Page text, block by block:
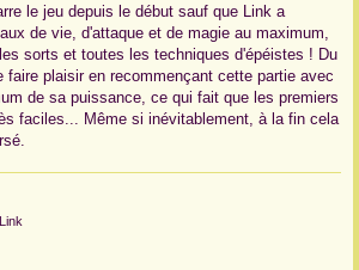
le jeu depuis le début sauf que Link a
de vie, d'attaque et de magie au maximum,
sorts et toutes les techniques d'épéistes ! Du
faire plaisir en recommençant cette partie avec
de sa puissance, ce qui fait que les premiers
faciles... Même si inévitablement, à la fin cela